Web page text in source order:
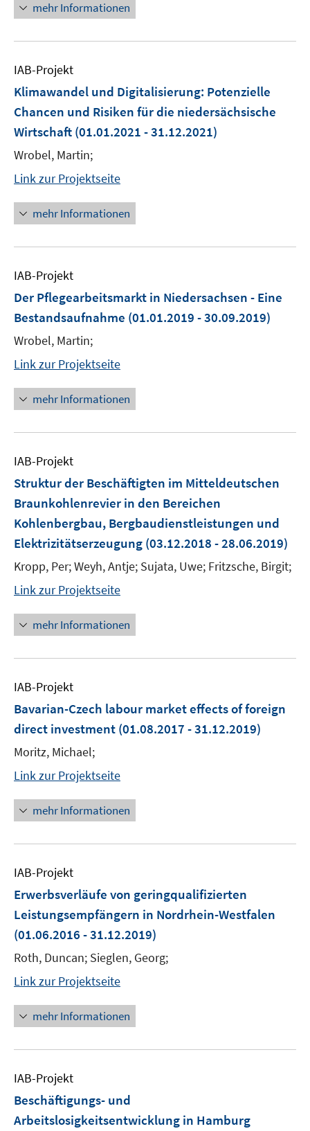
mehr Informationen
IAB-Projekt
Klimawandel und Digitalisierung: Potenzielle
Chancen und Risiken für die niedersächsische
Wirtschaft (01.01.2021 - 31.12.2021)
Wrobel, Martin;
Link zur Projektseite
mehr Informationen
IAB-Projekt
Der Pflegearbeitsmarkt in Niedersachsen - Eine
Bestandsaufnahme (01.01.2019 - 30.09.2019)
Wrobel, Martin;
Link zur Projektseite
mehr Informationen
IAB-Projekt
Struktur der Beschäftigten im Mitteldeutschen
Braunkohlenrevier in den Bereichen
Kohlenbergbau, Bergbaudienstleistungen und
Elektrizitätserzeugung (03.12.2018 - 28.06.2019)
Kropp, Per; Weyh, Antje; Sujata, Uwe; Fritzsche, Birgit;
Link zur Projektseite
mehr Informationen
IAB-Projekt
Bavarian-Czech labour market effects of foreign
direct investment (01.08.2017 - 31.12.2019)
Moritz, Michael;
Link zur Projektseite
mehr Informationen
IAB-Projekt
Erwerbsverläufe von geringqualifizierten
Leistungsempfängern in Nordrhein-Westfalen
(01.06.2016 - 31.12.2019)
Roth, Duncan; Sieglen, Georg;
Link zur Projektseite
mehr Informationen
IAB-Projekt
Beschäftigungs- und
Arbeitslosigkeitsentwicklung in Hamburg